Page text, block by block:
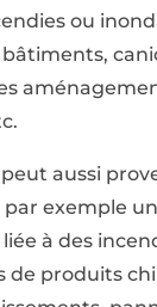
ou
aussi
exemple
à des
de produits